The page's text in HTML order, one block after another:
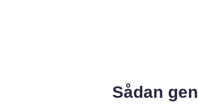
Sådan